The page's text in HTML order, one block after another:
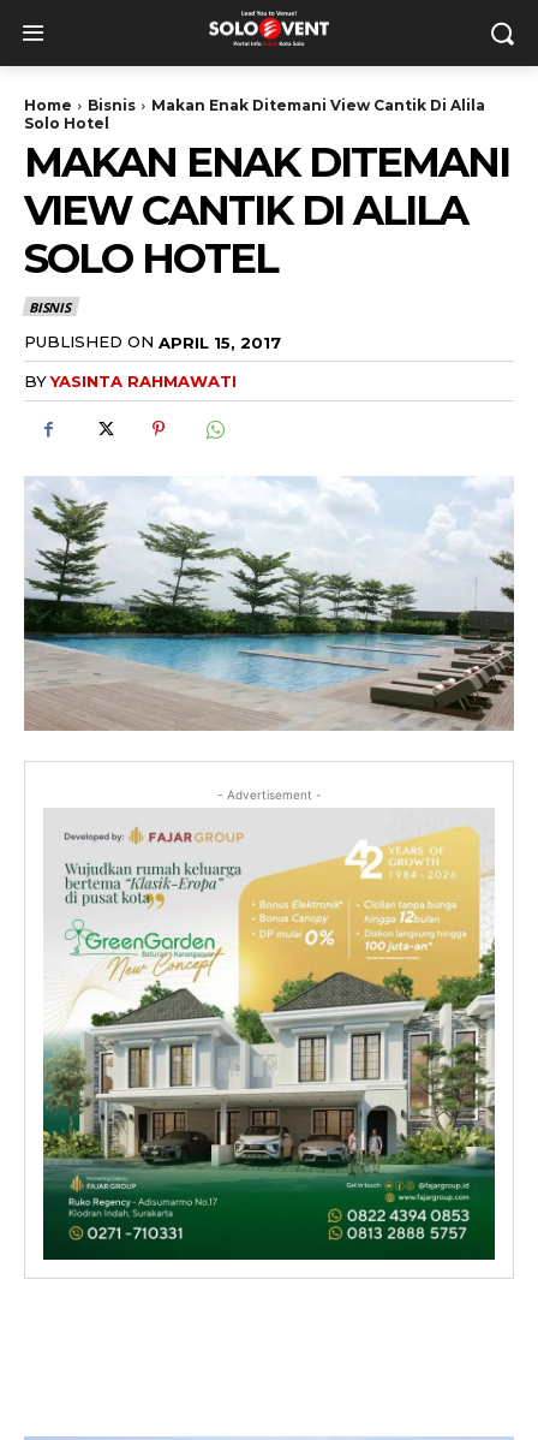
Home Bisnis
Makan Enak Ditemani View Cantik Di Alila
Solo Hotel
MAKAN ENAK DITEMANI
VIEW CANTIK DI ALILA
SOLO HOTEL
BISNIS
PUBLISHED ON APRIL 15, 2017
BYYASINTA RAHMAWATI
- Advertisement -